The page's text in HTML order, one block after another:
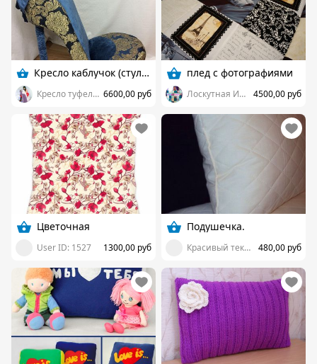
Кресло каблучок (стул каблук)
Кресло туфелька 6600,00 руб
плед с фотографиями
Лоскутная Империя 4500,00 руб
Цветочная
User ID: 1527 1300,00 руб
Подушечка.
Красивый текстиль 480,00 руб